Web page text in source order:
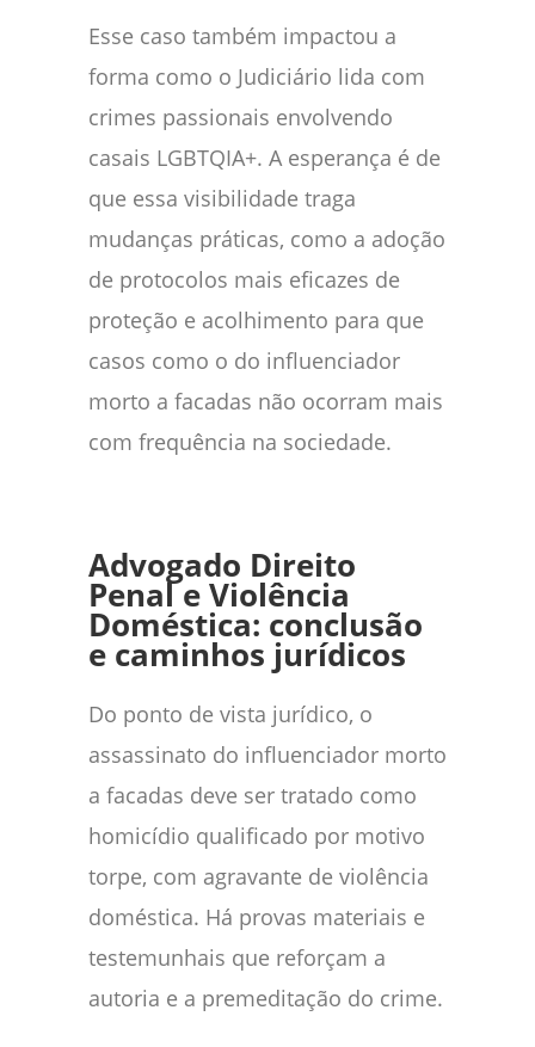
Esse caso também impactou a
forma como o Judiciário lida com
crimes passionais envolvendo
casais LGBTQIA+. A esperança é de
que essa visibilidade traga
mudanças práticas, como a adoção
de protocolos mais eficazes de
proteção e acolhimento para que
casos como o do influenciador
morto a facadas não ocorram mais
com frequência na sociedade.
Advogado Direito
Penal e Violência
Doméstica: conclusão
e caminhos jurídicos
Do ponto de vista jurídico, o
assassinato do influenciador morto
a facadas deve ser tratado como
homicídio qualificado por motivo
torpe, com agravante de violência
doméstica. Há provas materiais e
testemunhais que reforçam a
autoria e a premeditação do crime.